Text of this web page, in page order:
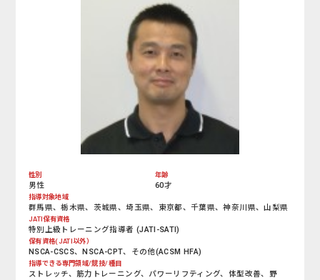
性別
男性
年齢
60才
指導対象地域
群馬県、栃木県、茨城県、埼玉県、東京都、千葉県、神奈川県、山梨県
JATI保有資格
特別上級トレーニング指導者 (JATI-SATI)
保有資格(JATI以外）
NSCA-CSCS、NSCA-CPT、その他(ACSM HFA)
指導できる専門領域/競技/種目
ストレッチ、筋力トレーニング、パワーリフティング、体型改善、野